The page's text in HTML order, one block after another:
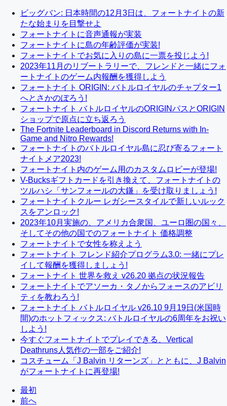
ビッグバン: 日本時間の12月3日は、フォートナイトの新
たな始まりを目撃せよ
フォートナイトに音声通報が実装
フォートナイトに島の年齢評価が実装!
フォートナイトでお気に入りの島に一票を投じよう!
2023年11月のリブートラリーで、フレンドと一緒にフォ
ートナイトのゲーム内報酬を獲得しよう
フォートナイト ORIGIN: バトルロイヤルのチャプター1
へとさかのぼろう!
フォートナイト バトルロイヤルのORIGINパスとORIGIN
ショップで原点に立ち返ろう
The Fortnite Leaderboard in Discord Returns with In-
Game and Nitro Rewards!
フォートナイトのバトルロイヤル島に忍び寄るフォート
ナイトメア2023!
フォートナイト内のゲーム用のカスタムロビーが登場!
V-Bucksギフトカードを引き換えて、フォートナイトの
ツルハシ「サンフォールの大鎌」を受け取りましょう!
フォートナイトクルー レガシースタイルで新しいルック
スをアンロック!
2023年10月実施の、アメリカ合衆国、ユーロ圏の国々、
そしてその他の国でのフォートナイト 価格調整
フォートナイトで女性を称えよう
フォートナイト フレンド紹介プログラム3.0: 一緒にプレ
イして報酬を獲得しましょう!
フォートナイト 世界を救え v26.20 拠点の状況報告
フォートナイトでアソーカ・タノからフォースのアビリ
ティを教わろう!
フォートナイト バトルロイヤル v26.10 9月19日(米国時
間)のホットフィックス: バトルロイヤルの6周年をお祝い
しよう!
今すぐフォートナイトでプレイできる、Vertical
Deathruns人気作の一部をご紹介!
コスチューム「J Balvin リターンズ」とともに、J Balvin
がフォートナイトに再登場!
最初
前へ